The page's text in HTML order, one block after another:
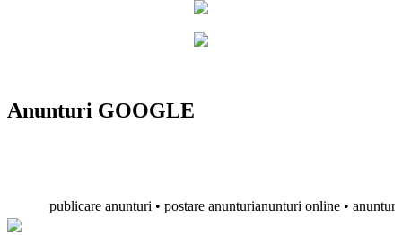
Anunturi GOOGLE
publicare anunturi • postare anunturianunturi online • anunturi